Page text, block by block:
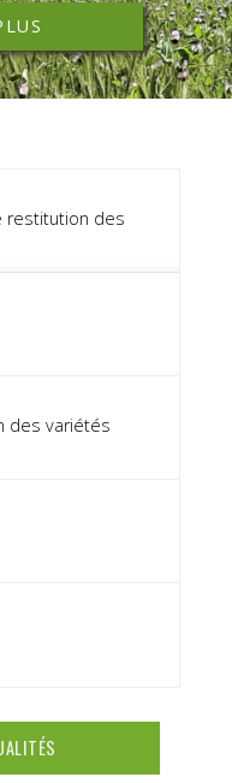
restitution des
des variétés